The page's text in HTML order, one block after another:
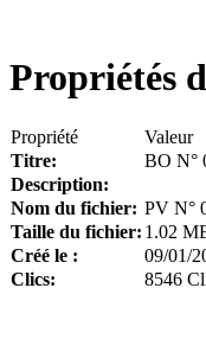
Propriétés
Propriété
Valeur
Titre:
BO N°
Description:
Nom du fichier: PV N°
Taille du fichier: 1.02
Créé le :
09/01/
Clics:
8546